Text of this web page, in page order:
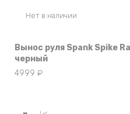
Нет в наличии
Вынос руля Spank Spike
черный
4999 ₽